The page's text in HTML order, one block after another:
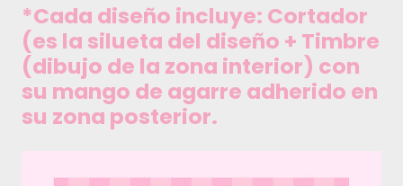
*Cada diseño incluye: Cortador
(es la silueta del diseño + Timbre
(dibujo de la zona interior) con
su mango de agarre adherido en
su zona posterior.